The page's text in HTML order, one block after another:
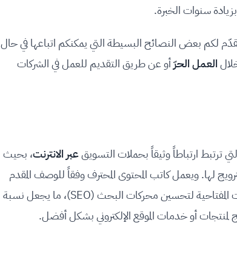
سنوات الخبرة.
لكم بعض النصائح البسيطة التي يمكنكم اتباعها في حال
العمل الحرّأو عن طريق التقديم للعمل في الشركات
ترتبط ارتباطاً وثيقاً بحملات التسويقعبر الانترنت، بحيث
لها. ويعمل كاتب المحتوى المحترف وفقاً للوصف المقدم
له من قبل العميل، مع الأخذ في عين الاعتبار استخدام الكلمات المفتاحية لتحسين محركات البحث (SEO)، ما يجعل نسبة
لمنتجات أو خدمات الموقع الإلكتروني بشكل أفضل.